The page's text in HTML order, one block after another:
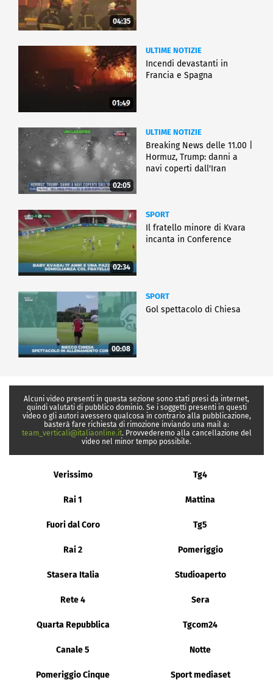
04:35
01:49
ULTIME NOTIZIE
Incendi devastanti in
Francia e Spagna
02:05
ULTIME NOTIZIE
Breaking News delle 11.00 |
Hormuz, Trump: danni a
navi coperti dall'Iran
02:34
SPORT
Il fratello minore di Kvara
incanta in Conference
00:08
SPORT
Gol spettacolo di Chiesa
Alcuni video presenti in questa sezione sono stati presi da internet,
quindi valutati di pubblico dominio. Se i soggetti presenti in questi
video o gli autori avessero qualcosa in contrario alla pubblicazione,
basterà fare richiesta di rimozione inviando una mail a:
team_verticali@italiaonline.it. Provvederemo alla cancellazione del
video nel minor tempo possibile.
Verissimo Tg4
Rai 1 Mattina
Fuori dal Coro Tg5
Rai 2 Pomeriggio
Stasera Italia Studioaperto
Rete 4 Sera
Quarta Repubblica Tgcom24
Canale 5 Notte
Pomeriggio Cinque Sport mediaset